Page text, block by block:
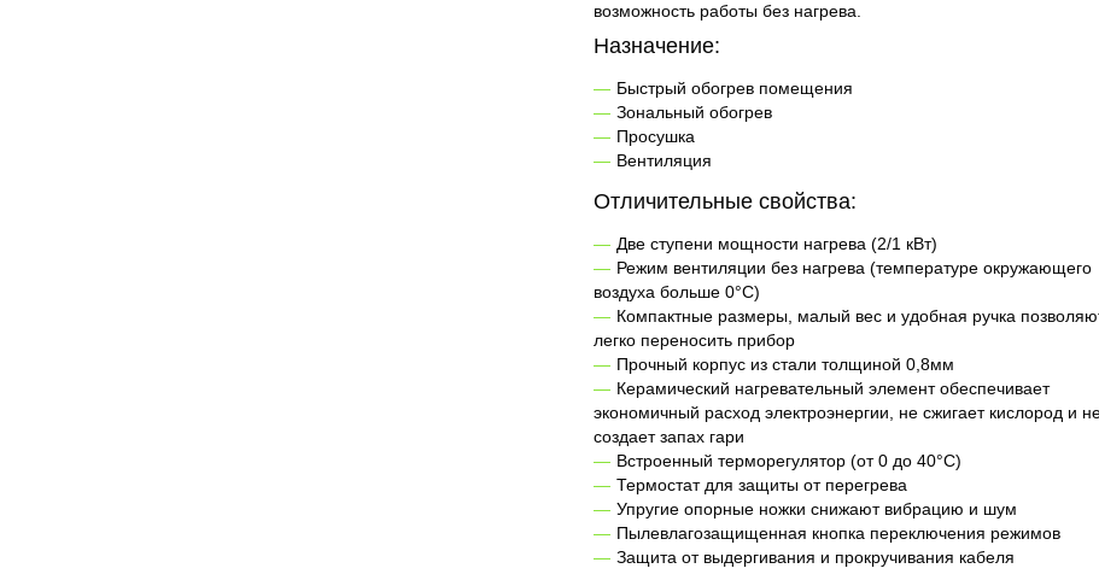
возможность работы без нагрева.
Назначение:
Быстрый обогрев помещения
Зональный обогрев
Просушка
Вентиляция
Отличительные свойства:
Две ступени мощности нагрева (2/1 кВт)
Режим вентиляции без нагрева (температуре окружающего
воздуха больше 0°C)
Компактные размеры, малый вес и удобная ручка
легко переносить прибор
Прочный корпус из стали толщиной 0,8мм
Керамический нагревательный элемент обеспечивает
экономичный расход электроэнергии, не сжигает кислород и
создает запах гари
Встроенный терморегулятор (от 0 до 40°C)
Термостат для защиты от перегрева
Упругие опорные ножки снижают вибрацию и шум
Пылевлагозащищенная кнопка переключения режимов
Защита от выдергивания и прокручивания кабеля